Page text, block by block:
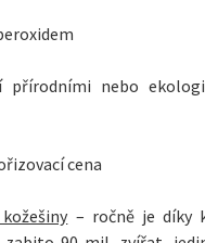
přírodními nebo
cena
– ročně je díky